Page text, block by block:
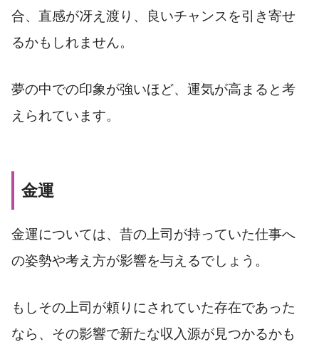
合、直感が冴え渡り、良いチャンスを引き寄せ
るかもしれません。
夢の中での印象が強いほど、運気が高まると考
えられています。
金運
金運については、昔の上司が持っていた仕事へ
の姿勢や考え方が影響を与えるでしょう。
もしその上司が頼りにされていた存在であった
なら、その影響で新たな収入源が見つかるかも